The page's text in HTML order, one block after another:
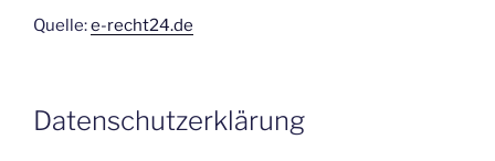
Quelle:e-recht24.de
Datenschutzerklärung